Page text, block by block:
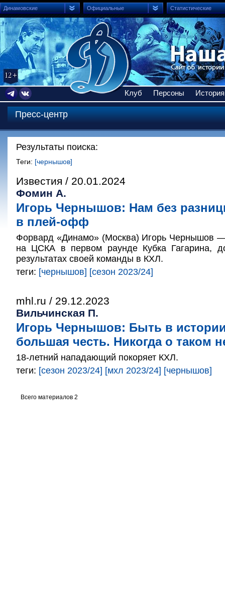
Динамовские Официальные Статистические
Клуб Персоны История
Пресс-центр
Результаты поиска:
Теги: [чернышов]
Известия / 20.01.2024
Фомин А.
Игорь Чернышов: Нам без
в плей-офф
Форвард «Динамо» (Москва) Игорь Чернышов —
на ЦСКА в первом раунде Кубка Гагарина,
результатах своей команды в КХЛ.
теги: [чернышов] [сезон 2023/24]
mhl.ru / 29.12.2023
Вильчинская П.
Игорь Чернышов: Быть в
большая честь. Никогда о таком
18-летний нападающий покоряет КХЛ.
теги: [сезон 2023/24] [мхл 2023/24] [чернышов]
Всего материалов 2